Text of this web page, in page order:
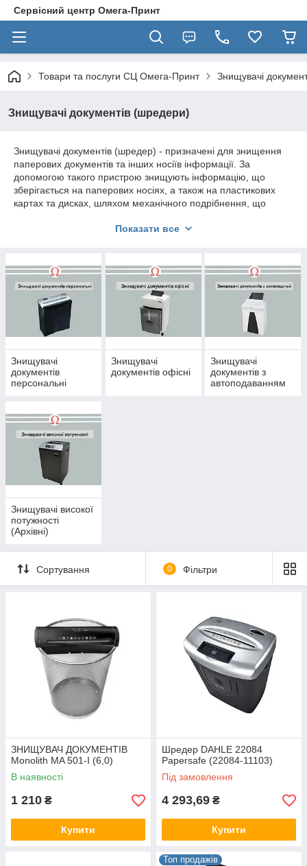
Сервісний центр Омега-Принт
Товари та послуги СЦ Омега-Принт Знищувачі
Знищувачі документів (шредери)
Знищувачі документів (шредер) - призначені для знищення
паперових документів та інших носіїв інформації. За
допомогою такого пристрою знищують інформацію, що
зберігається на паперових носіях, а також на пластикових
картах та дисках, шляхом механічного подрібнення, що
«шредер» походить від англійського дієслова «to shred», що
Показати все
Знищувачі
документів
персональні
Знищувачі
документів офісні
Знищувачі
документів з
автоподаванням
Знищувачі високої
потужності
(Архівні)
Сортування 0 Фільтри
ЗНИЩУВАЧ ДОКУМЕНТІВ
Monolith MA 501-I (6,0)
В наявності
1 210 ₴
Купити
Шредер DAHLE 22084
Papersafe (22084-11103)
Під замовлення
4 293,69 ₴
Купити
Топ продажів